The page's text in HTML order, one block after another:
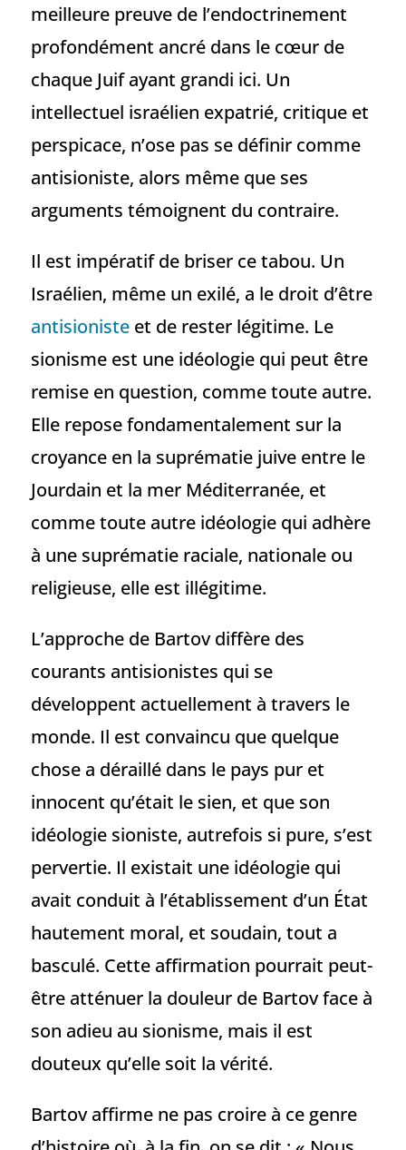
meilleure preuve de l’endoctrinement
profondément ancré dans le cœur de
chaque Juif ayant grandi ici. Un
intellectuel israélien expatrié, critique et
perspicace, n’ose pas se définir comme
antisioniste, alors même que ses
arguments témoignent du contraire.
Il est impératif de briser ce tabou. Un
Israélien, même un exilé, a le droit d’être
antisionisteet de rester légitime. Le
sionisme est une idéologie qui peut être
remise en question, comme toute autre.
Elle repose fondamentalement sur la
croyance en la suprématie juive entre le
Jourdain et la mer Méditerranée, et
comme toute autre idéologie qui adhère
à une suprématie raciale, nationale ou
religieuse, elle est illégitime.
L’approche de Bartov diffère des
courants antisionistes qui se
développent actuellement à travers le
monde. Il est convaincu que quelque
chose a déraillé dans le pays pur et
innocent qu’était le sien, et que son
idéologie sioniste, autrefois si pure, s’est
pervertie. Il existait une idéologie qui
avait conduit à l’établissement d’un État
hautement moral, et soudain, tout a
basculé. Cette affirmation pourrait peut-
être atténuer la douleur de Bartov face à
son adieu au sionisme, mais il est
douteux qu’elle soit la vérité.
Bartov affirme ne pas croire à ce genre